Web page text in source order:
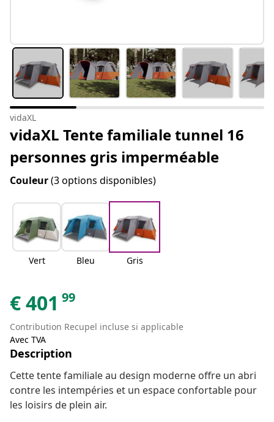
vidaXL
vidaXL Tente familiale tunnel 16
personnes gris imperméable
Couleur(3 options disponibles)
Vert Bleu Gris
€401 99
Contribution Recupel incluse si applicable
Avec TVA
Description
Cette tente familiale au design moderne offre un abri
contre les intempéries et un espace confortable pour
les loisirs de plein air.